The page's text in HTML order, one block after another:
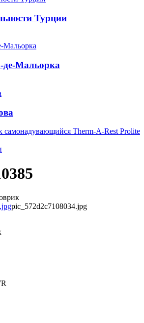
Турции
Мальорка
самонадувающийся Therm-A-Rest Prolite
pic_572d2c7108034.jpg